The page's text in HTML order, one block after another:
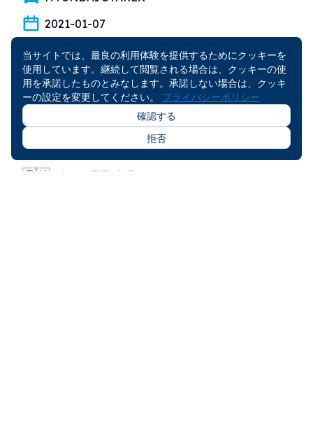
2021-01-07
的很好，感謝提供的所有幫助
2021-01-09に書かれた
5
SiwＯＯ
🇹🇼 Taiwan (臺灣/台灣)
当サイトでは、最良の利用体験を提供するためにクッキーを
使用しています。継続して閲覧される場合は、クッキーの使
用を承諾したものとみなします。承諾しない場合は、クッキ
ーの設定を変更してください。 プライバシーポリシー
確認する
拒否